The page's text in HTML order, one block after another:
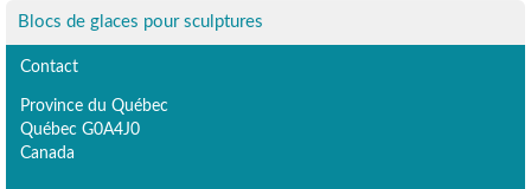
Blocs de glaces pour sculptures
Contact
Province du Québec
Québec G0A4J0
Canada